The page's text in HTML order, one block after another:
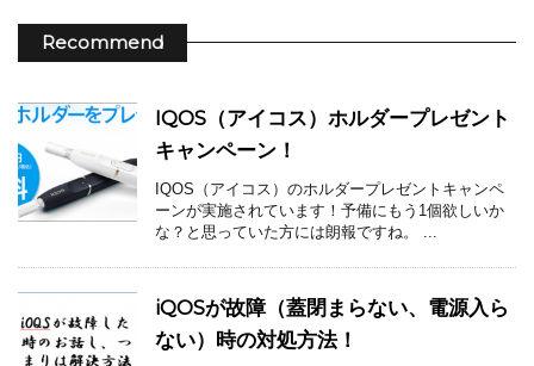
Recommend
IQOS（アイコス）ホルダープレゼント
キャンペーン！
IQOS（アイコス）のホルダープレゼントキャンペ
ーンが実施されています！予備にもう1個欲しいか
な？と思っていた方には朗報ですね。 ...
iQOSが故障（蓋閉まらない、電源入ら
ない）時の対処方法！